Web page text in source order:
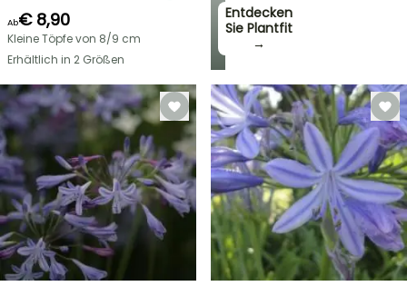
Entdecken
Sie Plantfit
→
Ab€ 8,90
Kleine Töpfe von 8/9 cm
Erhältlich in 2 Größen